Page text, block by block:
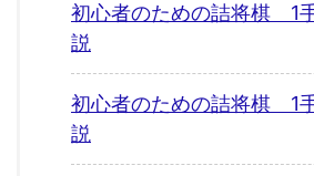
初心者のための詰将棋 1
説
初心者のための詰将棋 1
説